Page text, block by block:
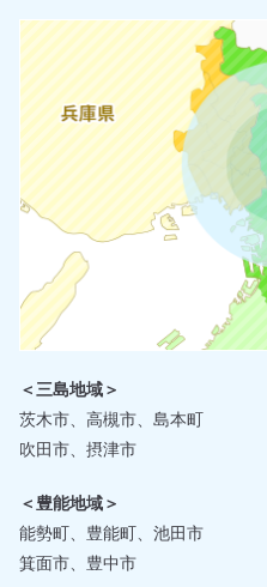
＜三島地域＞
茨木市、高槻市、島本町
吹田市、摂津市
＜豊能地域＞
能勢町、豊能町、池田市
箕面市、豊中市